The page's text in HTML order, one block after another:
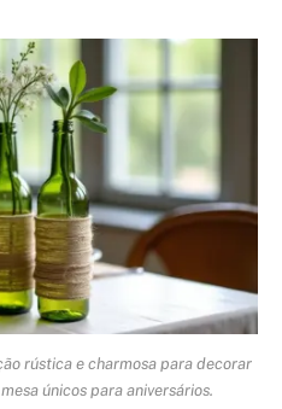
rústica e charmosa para decorar
únicos para aniversários.